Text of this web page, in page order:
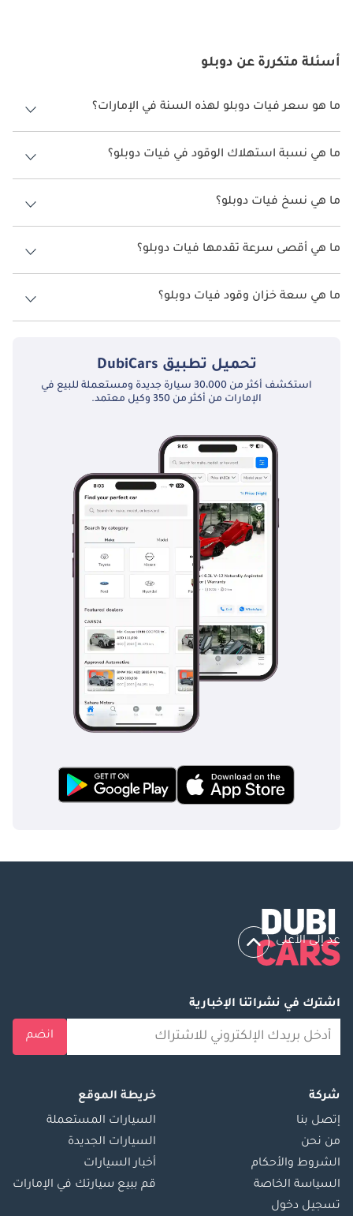
Toyota Hiace: يتم الاحتفال بـ Hiace لمتانته وسعة الشحن الكبيرة ،
أسئلة متكررة عن دوبلو
ما هو سعر فيات دوبلو لهذه السنة في الإمارات؟
فيات دوبلو لهذه السنة في الإمارات هو TBD.
ما هي نسبة استهلاك الوقود في فيات دوبلو؟
اقترحت الشركة المصنعة أن تكون نسبة توفير استهلاك الوقود لسيارة فيات
دوبلو هو TBD.
ما هي نسخ فيات دوبلو؟
نسخ فيات دوبلو هي .
ما هي أقصى سرعة تقدمها فيات دوبلو؟
السرعة القصوى فيات دوبلو هي TBD.
ما هي سعة خزان وقود فيات دوبلو؟
تبلغ سعة خزان الوقود في فيات دوبلو TBD.
تحميل تطبيق DubiCars
استكشف أكثر من 30،000 سيارة جديدة ومستعملة للبيع في
الإمارات من أكثر من 350 وكيل معتمد.
عد إلى الأعلى
اشترك في نشراتنا الإخبارية
انضم
شركة
إتصل بنا
من نحن
الشروط والأحكام
السياسة الخاصة
تسجيل دخول
خريطة الموقع
السيارات المستعملة
السيارات الجديدة
أخبار السيارات
قم ببيع سيارتك في الإمارات